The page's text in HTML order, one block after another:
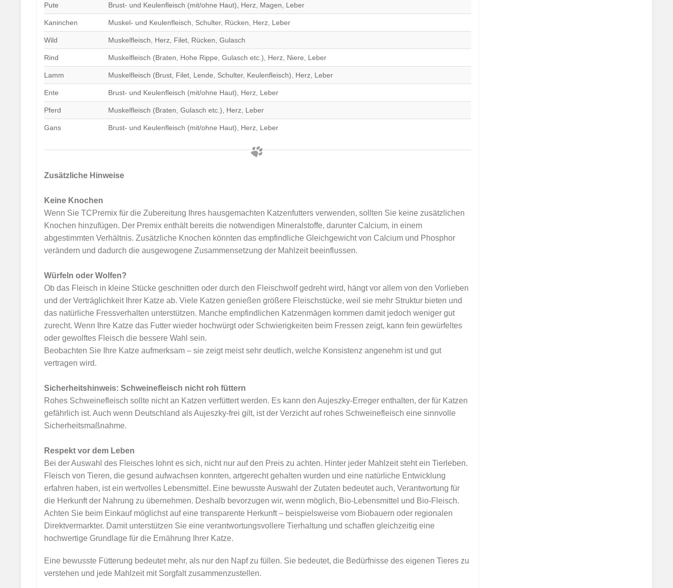
Pute Brust- und Keulenfleisch (mit/ohne Haut), Herz, Magen, Leber
Kaninchen Muskel- und Keulenfleisch, Schulter, Rücken, Herz, Leber
Wild Muskelfleisch, Herz, Filet, Rücken, Gulasch
Rind Muskelfleisch (Braten, Hohe Rippe, Gulasch etc.), Herz, Niere, Leber
Lamm Muskelfleisch (Brust, Filet, Lende, Schulter, Keulenfleisch), Herz, Leber
Ente Brust- und Keulenfleisch (mit/ohne Haut), Herz, Leber
Pferd Muskelfleisch (Braten, Gulasch etc.), Herz, Leber
Gans Brust- und Keulenfleisch (mit/ohne Haut), Herz, Leber
Zusätzliche Hinweise
Keine Knochen
Wenn Sie TCPremix für die Zubereitung Ihres hausgemachten Katzenfutters verwenden, sollten Sie keine zusätzlichen
Knochen hinzufügen. Der Premix enthält bereits die notwendigen Mineralstoffe, darunter Calcium, in einem
abgestimmten Verhältnis. Zusätzliche Knochen könnten das empfindliche Gleichgewicht von Calcium und Phosphor
verändern und dadurch die ausgewogene Zusammensetzung der Mahlzeit beeinflussen.
Würfeln oder Wolfen?
Ob das Fleisch in kleine Stücke geschnitten oder durch den Fleischwolf gedreht wird, hängt vor allem von den Vorlieben
und der Verträglichkeit Ihrer Katze ab. Viele Katzen genießen größere Fleischstücke, weil sie mehr Struktur bieten und
das natürliche Fressverhalten unterstützen. Manche empfindlichen Katzenmägen kommen damit jedoch weniger gut
zurecht. Wenn Ihre Katze das Futter wieder hochwürgt oder Schwierigkeiten beim Fressen zeigt, kann fein gewürfeltes
oder gewolftes Fleisch die bessere Wahl sein.
Beobachten Sie Ihre Katze aufmerksam – sie zeigt meist sehr deutlich, welche Konsistenz angenehm ist und gut
vertragen wird.
Sicherheitshinweis: Schweinefleisch nicht roh füttern
Rohes Schweinefleisch sollte nicht an Katzen verfüttert werden. Es kann den Aujeszky-Erreger enthalten, der für Katzen
gefährlich ist. Auch wenn Deutschland als Aujeszky-frei gilt, ist der Verzicht auf rohes Schweinefleisch eine sinnvolle
Sicherheitsmaßnahme.
Respekt vor dem Leben
Bei der Auswahl des Fleisches lohnt es sich, nicht nur auf den Preis zu achten. Hinter jeder Mahlzeit steht ein Tierleben.
Fleisch von Tieren, die gesund aufwachsen konnten, artgerecht gehalten wurden und eine natürliche Entwicklung
erfahren haben, ist ein wertvolles Lebensmittel. Eine bewusste Auswahl der Zutaten bedeutet auch, Verantwortung für
die Herkunft der Nahrung zu übernehmen. Deshalb bevorzugen wir, wenn möglich, Bio-Lebensmittel und Bio-Fleisch.
Achten Sie beim Einkauf möglichst auf eine transparente Herkunft – beispielsweise vom Biobauern oder regionalen
Direktvermarkter. Damit unterstützen Sie eine verantwortungsvollere Tierhaltung und schaffen gleichzeitig eine
hochwertige Grundlage für die Ernährung Ihrer Katze.
Eine bewusste Fütterung bedeutet mehr, als nur den Napf zu füllen. Sie bedeutet, die Bedürfnisse des eigenen Tieres zu
verstehen und jede Mahlzeit mit Sorgfalt zusammenzustellen.